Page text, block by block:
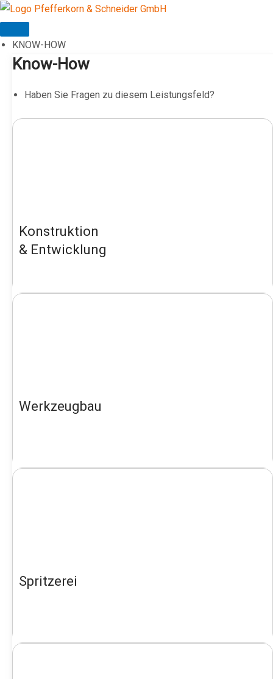
Zum
Inhalt
springen
KNOW-HOW
Know-How
Haben Sie Fragen zu diesem Leistungsfeld?
Konstruktion
& Entwicklung
Werkzeugbau
Spritzerei